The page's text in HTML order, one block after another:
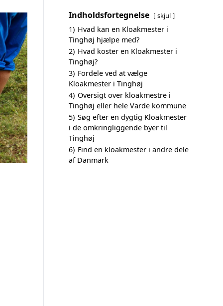
Indholdsfortegnelse skjul
1) Hvad kan en Kloakmester i
Tinghøj hjælpe med?
2) Hvad koster en Kloakmester i
Tinghøj?
3) Fordele ved at vælge
Kloakmester i Tinghøj
4) Oversigt over kloakmestre i
Tinghøj eller hele Varde kommune
5) Søg efter en dygtig Kloakmester
i de omkringliggende byer til
Tinghøj
6) Find en kloakmester i andre dele
af Danmark